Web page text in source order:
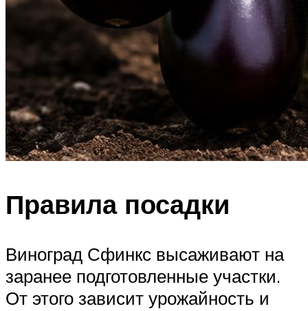
Правила посадки
Виноград Сфинкс высаживают на
заранее подготовленные участки.
От этого зависит урожайность и